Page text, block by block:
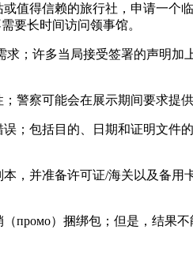
值得信赖的旅行社，申请一个
要长时间访问领事馆。
；许多当局接受签署的声明加
警察可能会在展示期间要求提
；包括目的、日期和证明文件
，并准备许可证/海关以及备用
промо）捆绑包；但是，结果